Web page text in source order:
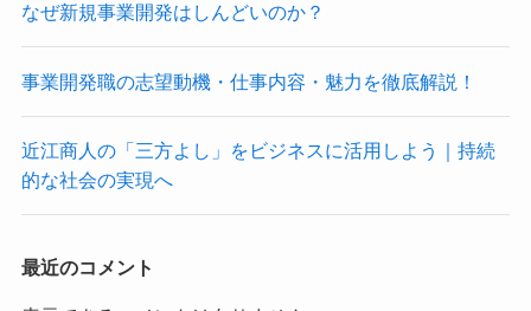
なぜ新規事業開発はしんどいのか？
事業開発職の志望動機・仕事内容・魅力を徹底解説！
近江商人の「三方よし」をビジネスに活用しよう｜持続
的な社会の実現へ
最近のコメント